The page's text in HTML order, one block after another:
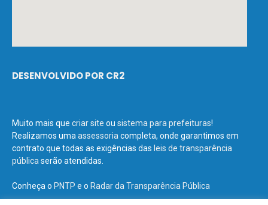
DESENVOLVIDO POR CR2
Muito mais que criar site ou sistema para prefeituras!
Realizamos uma assessoria completa, onde garantimos em
contrato que todas as exigências das leis de transparência
pública serão atendidas.
Conheça o PNTP e o Radar da Transparência Pública